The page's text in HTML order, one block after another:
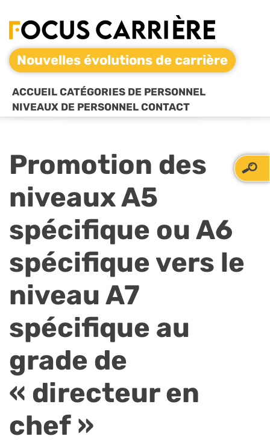
Nouvelles évolutions de carrière
ACCUEIL CATÉGORIES DE PERSONNEL
NIVEAUX DE PERSONNEL CONTACT
Promotion des
niveaux A5
spécifique ou A6
spécifique vers le
niveau A7
spécifique au
grade de
« directeur en
chef »